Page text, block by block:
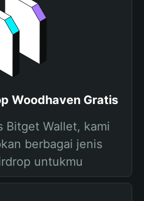
Woodhaven Gratis
Bitget Wallet, kami
berbagai jenis
untukmu